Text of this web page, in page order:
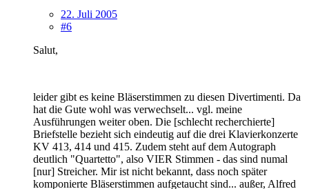
22. Juli 2005
#6
Salut,
leider gibt es keine Bläserstimmen zu diesen Divertimenti. Da
hat die Gute wohl was verwechselt... vgl. meine
Ausführungen weiter oben. Die [schlecht recherchierte]
Briefstelle bezieht sich eindeutig auf die drei Klavierkonzerte
KV 413, 414 und 415. Zudem steht auf dem Autograph
deutlich "Quartetto", also VIER Stimmen - das sind numal
[nur] Streicher. Mir ist nicht bekannt, dass noch später
komponierte Bläserstimmen aufgetaucht sind... außer, Alfred